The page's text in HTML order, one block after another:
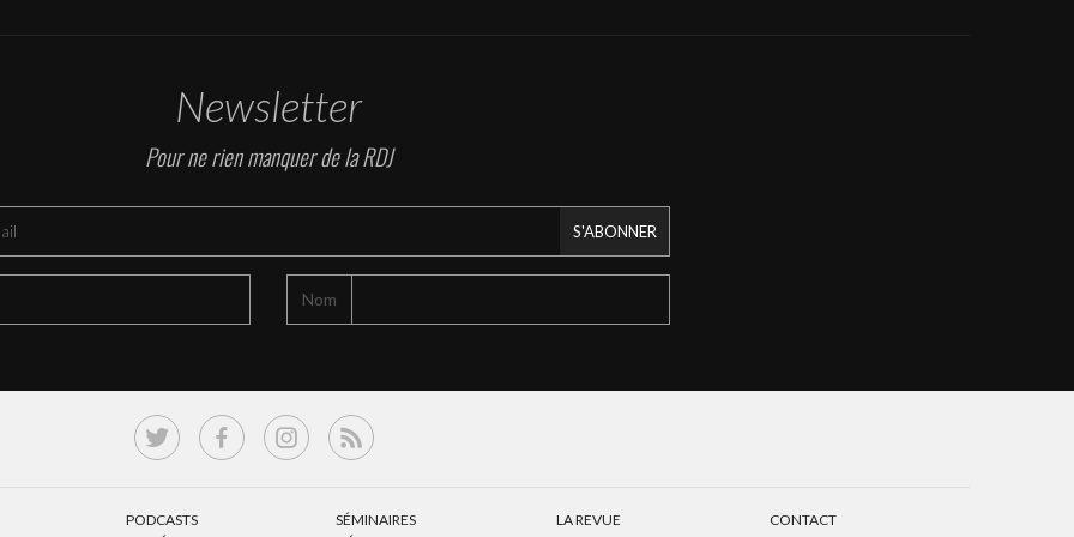
Newsletter
Pour ne rien manquer de la RDJ
S'ABONNER
Nom
PODCASTS
SÉMINAIRES
LA REVUE
CONTACT